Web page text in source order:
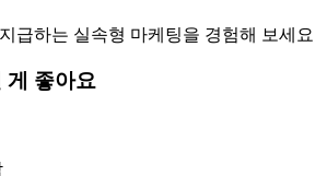
급하는 실속형 마케팅을 경험해 보세요
게 좋아요